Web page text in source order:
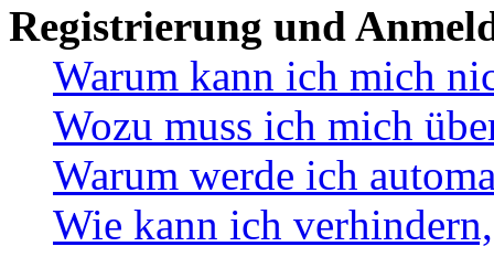
Registrierung und
Warum kann ich mich
Wozu muss ich mich
Warum werde ich
Wie kann ich